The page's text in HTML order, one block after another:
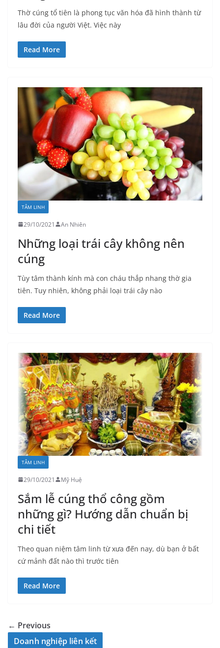
Thờ cúng tổ tiên là phong tục văn hóa đã hình thành từ
lâu đời của người Việt. Việc này
Read More
TÂM LINH
29/10/2021 An Nhiên
Những loại trái cây không nên
cúng
Tùy tâm thành kính mà con cháu thắp nhang thờ gia
tiên. Tuy nhiên, không phải loại trái cây nào
Read More
TÂM LINH
29/10/2021 Mỹ Huệ
Sắm lễ cúng thổ công gồm
những gì? Hướng dẫn chuẩn bị
chi tiết
Theo quan niệm tâm linh từ xưa đến nay, dù bạn ở bất
cứ mảnh đất nào thì trước tiên
Read More
← Previous
Doanh nghiệp liên kết